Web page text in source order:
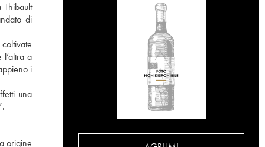
di
a
i
una
origine